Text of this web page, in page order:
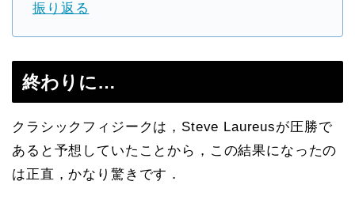
振り返る
終わりに…
クラシックフィジークは，Steve Laureusが圧勝で
あると予想していたことから，この結果になったの
は正直，かなり驚きです．